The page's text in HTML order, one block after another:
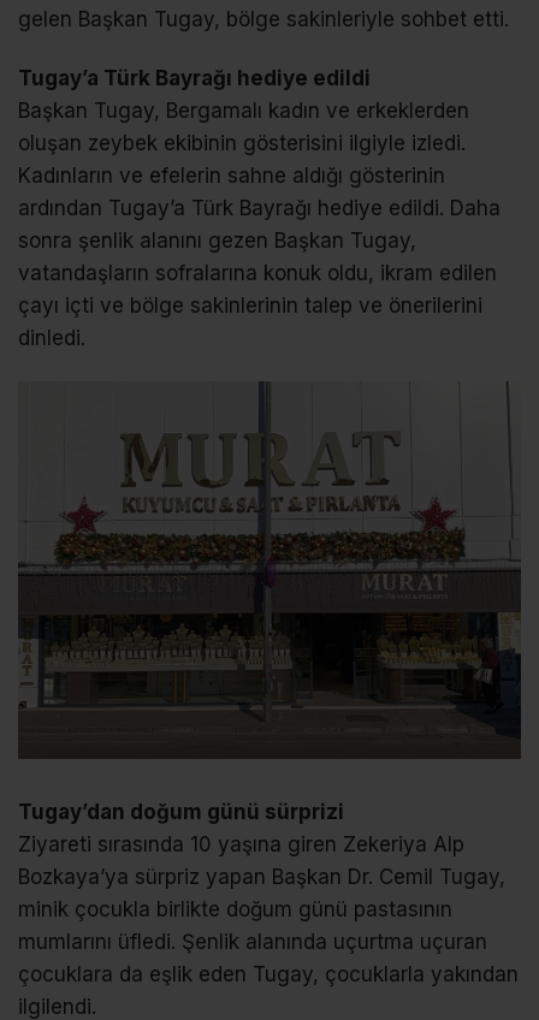
gelen Başkan Tugay, bölge sakinleriyle sohbet etti.
Tugay’a Türk Bayrağı hediye edildi
Başkan Tugay, Bergamalı kadın ve erkeklerden
oluşan zeybek ekibinin gösterisini ilgiyle izledi.
Kadınların ve efelerin sahne aldığı gösterinin
ardından Tugay’a Türk Bayrağı hediye edildi. Daha
sonra şenlik alanını gezen Başkan Tugay,
vatandaşların sofralarına konuk oldu, ikram edilen
çayı içti ve bölge sakinlerinin talep ve önerilerini
dinledi.
Tugay’dan doğum günü sürprizi
Ziyareti sırasında 10 yaşına giren Zekeriya Alp
Bozkaya’ya sürpriz yapan Başkan Dr. Cemil Tugay,
minik çocukla birlikte doğum günü pastasının
mumlarını üfledi. Şenlik alanında uçurtma uçuran
çocuklara da eşlik eden Tugay, çocuklarla yakından
ilgilendi.